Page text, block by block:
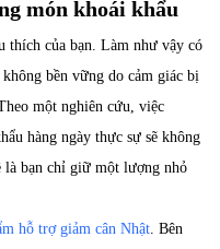
món khoái khẩu
thích của bạn. Làm như vậy có
bền vững do cảm giác bị
một nghiên cứu, việc
hàng ngày thực sự sẽ không
là bạn chỉ giữ một lượng nhỏ
hỗ trợ giảm cân Nhật. Bên